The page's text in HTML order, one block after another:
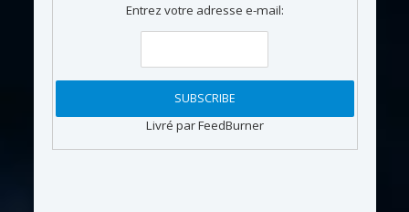
Entrez votre adresse e-mail:
Livré par FeedBurner